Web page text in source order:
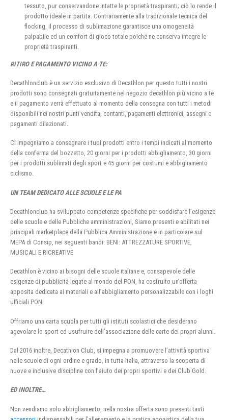
tessuto, pur conservandone intatte le proprietà traspiranti; ciò lo rende il
prodotto ideale in partita. Contrariamente alla tradizionale tecnica del
flocking, il processo di sublimazione garantisce una omogeneità
palpabile ed un comfort di gioco totale poiché ne conserva integre le
proprietà traspiranti.
RITIRO E PAGAMENTO VICINO A TE:
Decathlonclub è un servizio esclusivo di Decathlon per questo tutti i nostri
prodotti sono consegnati gratuitamente nel negozio decathlon più vicino a te
e il pagamento verrà effettuato al momento della consegna con tutti i metodi
disponibili nei nostri punti vendita, contanti, pagamenti elettronici, assegni e
pagamenti dilazionati.
Ci impegniamo a consegnare i tuoi prodotti entro i tempi indicati al momento
della conferma del bozzetto, 20 giorni per i prodotti abbigliamento, 30 giorni
per i prodotti sublimati degli sport e 45 giorni per costumi e abbigliamento
ciclismo.
UN TEAM DEDICATO ALLE SCUOLE E LE PA
Decathlonclub ha sviluppato competenze specifiche per soddisfare l’esigenze
delle scuole e delle Pubbliche amministrazioni, Siamo presenti e abilitati nei
principali marketplace della Pubblica Amministrazione e in particolare sul
MEPA di Consip, nei seguenti bandi: BENI: ATTREZZATURE SPORTIVE,
MUSICALI E RICREATIVE
Decathlon è vicino ai bisogni delle scuole italiane e, consapevole delle
esigenze di pubblicità legate al mondo del PON, ha costruito un’offerta
apposita dedicata ai materiali e all’abbigliamento personalizzabile con i loghi
ufficiali PON.
Offriamo una carta scuola per tutti gli istituti scolastici che desiderano
agevolare lo sport ed usufruire dell’associazione delle carte dei propri alunni.
Dal 2016 inoltre, Decathlon Club, si impegna a promuovere l’attività sportiva
nelle scuole di ogni ordine e grado, in tutta Italia, attraverso la scoperta di
nuove e inclusive discipline con l’aiuto dei propri sportivi e dei Club Gold.
ED INOLTRE…
Non vendiamo solo abbigliamento, nella nostra offerta sono presenti tanti